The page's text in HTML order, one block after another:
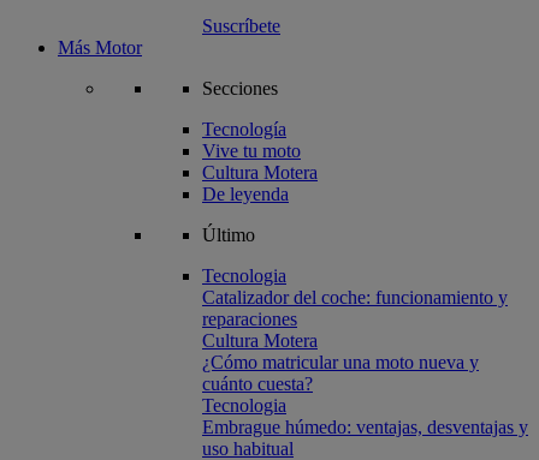
Suscríbete
Más Motor
Secciones
Tecnología
Vive tu moto
Cultura Motera
De leyenda
Último
Tecnologia
Catalizador del coche: funcionamiento y
reparaciones
Cultura Motera
¿Cómo matricular una moto nueva y
cuánto cuesta?
Tecnologia
Embrague húmedo: ventajas, desventajas y
uso habitual